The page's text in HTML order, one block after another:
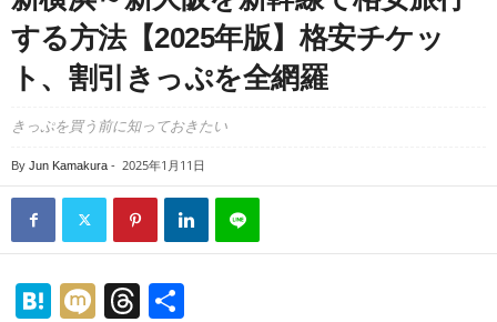
する方法【2025年版】格安チケッ
ト、割引きっぷを全網羅
きっぷを買う前に知っておきたい
By Jun Kamakura - 2025年1月11日
H
M
T